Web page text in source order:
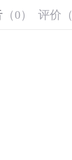
（0） 评价 （